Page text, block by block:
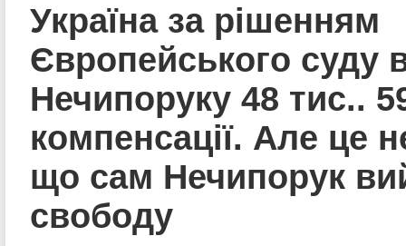
Україна за рішенням
Європейського суду
Нечипоруку 48 тис..
компенсації. Але це
що сам Нечипорук
свободу